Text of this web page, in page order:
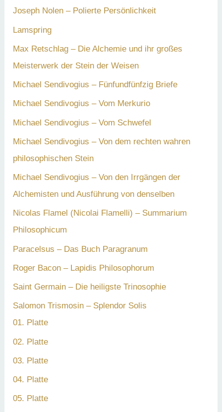
Joseph Nolen – Polierte Persönlichkeit
Lamspring
Max Retschlag – Die Alchemie und ihr großes
Meisterwerk der Stein der Weisen
Michael Sendivogius – Fünfundfünfzig Briefe
Michael Sendivogius – Vom Merkurio
Michael Sendivogius – Vom Schwefel
Michael Sendivogius – Von dem rechten wahren
philosophischen Stein
Michael Sendivogius – Von den Irrgängen der
Alchemisten und Ausführung von denselben
Nicolas Flamel (Nicolai Flamelli) – Summarium
Philosophicum
Paracelsus – Das Buch Paragranum
Roger Bacon – Lapidis Philosophorum
Saint Germain – Die heiligste Trinosophie
Salomon Trismosin – Splendor Solis
01. Platte
02. Platte
03. Platte
04. Platte
05. Platte